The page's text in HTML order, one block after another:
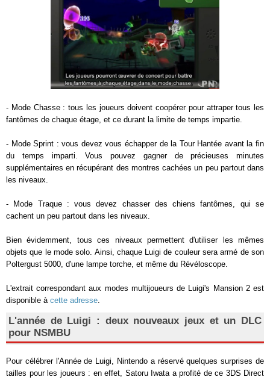
- Mode Chasse : tous les joueurs doivent coopérer pour attraper tous les
fantômes de chaque étage, et ce durant la limite de temps impartie.
- Mode Sprint : vous devez vous échapper de la Tour Hantée avant la fin
du temps imparti. Vous pouvez gagner de précieuses minutes
supplémentaires en récupérant des montres cachées un peu partout dans
les niveaux.
- Mode Traque : vous devez chasser des chiens fantômes, qui se
cachent un peu partout dans les niveaux.
Bien évidemment, tous ces niveaux permettent d'utiliser les mêmes
objets que le mode solo. Ainsi, chaque Luigi de couleur sera armé de son
Poltergust 5000, d'une lampe torche, et même du Révéloscope.
L'extrait correspondant aux modes multijoueurs de Luigi's Mansion 2 est
disponible à cette adresse.
L'année de Luigi : deux nouveaux jeux et un DLC
pour NSMBU
Pour célébrer l'Année de Luigi, Nintendo a réservé quelques surprises de
tailles pour les joueurs : en effet, Satoru Iwata a profité de ce 3DS Direct